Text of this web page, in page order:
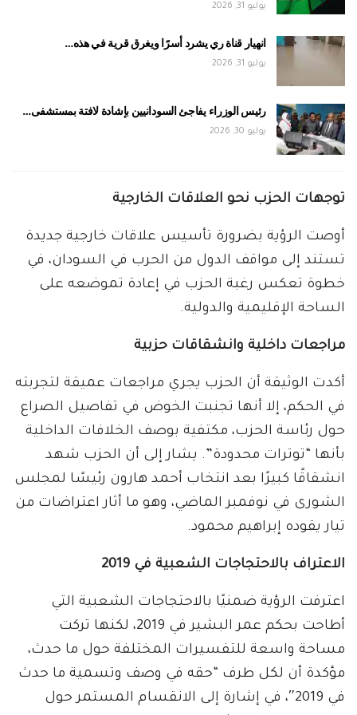
يوليو 31, 2026
انهيار قناة ري يشرد أسرًا ويغرق قرية في هذه…
يوليو 31, 2026
رئيس الوزراء يفاجئ السودانيين بإشادة لافتة بمستشفى…
يوليو 30, 2026
توجهات الحزب نحو العلاقات الخارجية
أوصت الرؤية بضرورة تأسيس علاقات خارجية جديدة
تستند إلى مواقف الدول من الحرب في السودان، في
خطوة تعكس رغبة الحزب في إعادة تموضعه على
الساحة الإقليمية والدولية.
مراجعات داخلية وانشقاقات حزبية
أكدت الوثيقة أن الحزب يجري مراجعات عميقة لتجربته
في الحكم، إلا أنها تجنبت الخوض في تفاصيل الصراع
حول رئاسة الحزب، مكتفية بوصف الخلافات الداخلية
بأنها “توترات محدودة”. يشار إلى أن الحزب شهد
انشقاقًا كبيرًا بعد انتخاب أحمد هارون رئيسًا لمجلس
الشورى في نوفمبر الماضي، وهو ما أثار اعتراضات من
تيار يقوده إبراهيم محمود.
الاعتراف بالاحتجاجات الشعبية في 2019
اعترفت الرؤية ضمنيًا بالاحتجاجات الشعبية التي
أطاحت بحكم عمر البشير في 2019، لكنها تركت
مساحة واسعة للتفسيرات المختلفة حول ما حدث،
مؤكدة أن لكل طرف “حقه في وصف وتسمية ما حدث
في 2019″، في إشارة إلى الانقسام المستمر حول